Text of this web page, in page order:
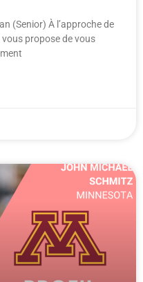
(Senior) À l’approche de
propose de vous